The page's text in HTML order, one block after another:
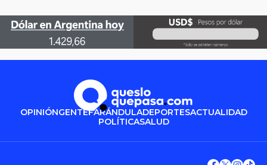
OPINIÓNGENTEFARÁNDULADEPORTESACTUALIDAD
POLÍTICASALUD